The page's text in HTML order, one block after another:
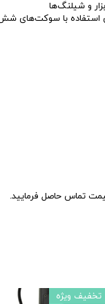
و شیلنگ‌ها
تماس حاصل فرمایید.
تخفیف ویژه